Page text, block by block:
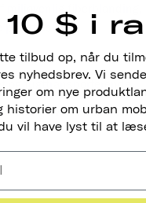
miljøvenlig fiberblanding,
plastflasker
og fugttransporterende
over fodens
10 $ i
tilbud op, når du
nyhedsbrev. Vi
om nye
historier om urban
vil have lyst til at